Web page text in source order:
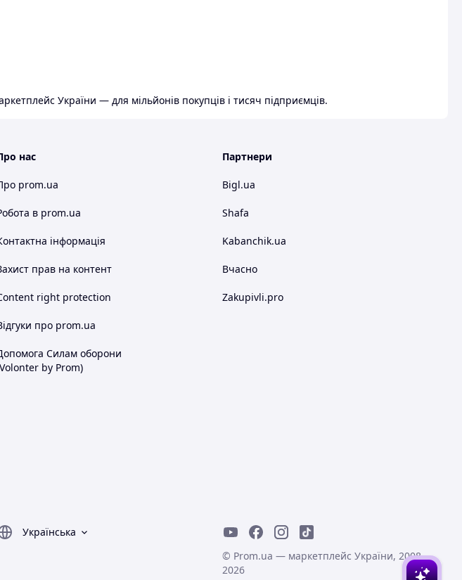
України — для мільйонів покупців і тисяч підприємців.
нас
prom.ua
в prom.ua
інформація
прав на контент
right protection
про prom.ua
Силам оборони
by Prom)
Партнери
Bigl.ua
Shafa
Kabanchik.ua
Вчасно
Zakupivli.pro
Українська
© Prom.ua — маркетплейс України, 2008-
2026